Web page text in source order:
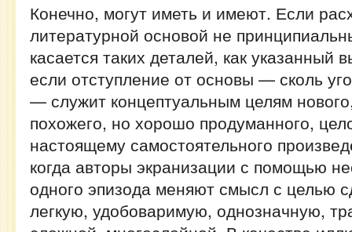
Конечно, могут иметь и имеют. Если
литературной основой не
касается таких деталей, как указанный
если отступление от основы — сколь
— служит концептуальным целям
похожего, но хорошо продуманного,
настоящему самостоятельного
когда авторы экранизации с помощью
одного эпизода меняют смысл с целью
легкую, удобоваримую, однозначную,